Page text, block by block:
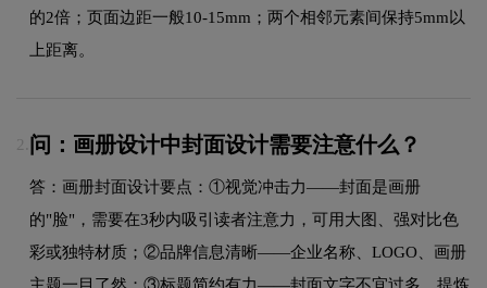
的2倍；页面边距一般10-15mm；两个相邻元素间保持5mm以
上距离。
2. 问：画册设计中封面设计需要注意什么？
答：画册封面设计要点：①视觉冲击力——封面是画册
的"脸"，需要在3秒内吸引读者注意力，可用大图、强对比色
彩或独特材质；②品牌信息清晰——企业名称、LOGO、画册